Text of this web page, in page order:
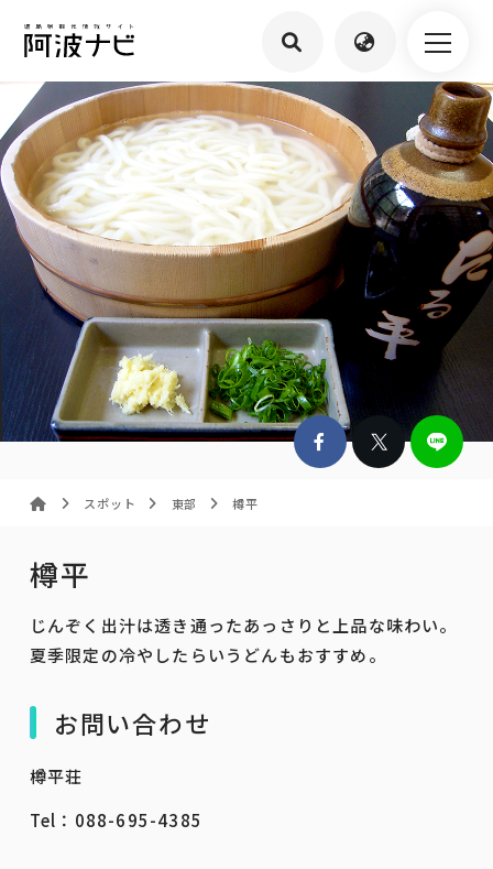
スポット 東部 樽平
樽平
じんぞく出汁は透き通ったあっさりと上品な味わい。
夏季限定の冷やしたらいうどんもおすすめ。
お問い合わせ
樽平荘
Tel：088-695-4385